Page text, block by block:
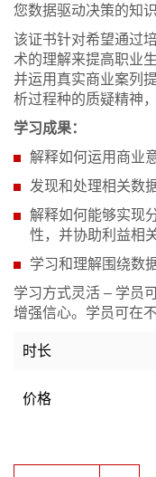
您数据驱动决策的知
该证书针对希望通过
术的理解来提高职业
并运用真实商业案列
析过程种的质疑精神
学习成果：
解释如何运用商业
发现和处理相关数
解释如何能够实现
性，并协助利益相
学习和理解围绕数
学习方式灵活 ‒ 学员
增强信心。学员可在
时长
价格